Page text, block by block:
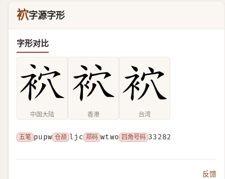
袕字源字形
字形对比
中国大陆 香港 台湾
五笔 pupw 仓颉 ljc 郑码 wtwo 四角号码 33282
反馈